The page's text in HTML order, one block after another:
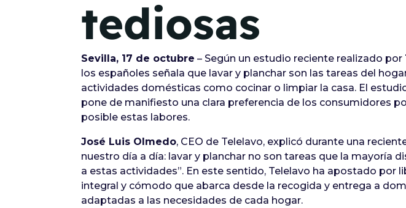
tediosas
Sevilla, 17 de octubre – Según un estudio reciente realizado por
los españoles señala que lavar y planchar son las tareas del
actividades domésticas como cocinar o limpiar la casa. El
pone de manifiesto una clara preferencia de los consumidores
posible estas labores.
José Luis Olmedo, CEO de Telelavo, explicó durante una
nuestro día a día: lavar y planchar no son tareas que la mayoría
a estas actividades”. En este sentido, Telelavo ha apostado
integral y cómodo que abarca desde la recogida y entrega a
adaptadas a las necesidades de cada hogar.